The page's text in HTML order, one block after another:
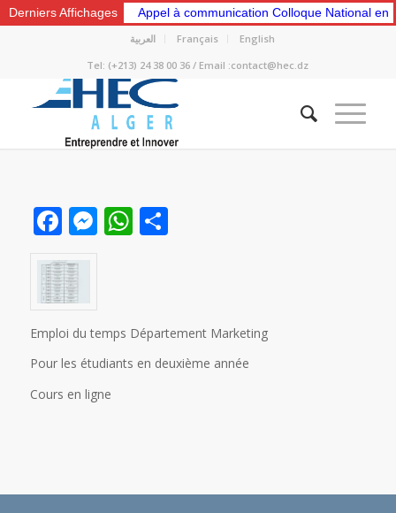
Derniers Affichages Appel à communication Colloque National
العربية Français
English
Tel: (+213) 24 38 00 36 / Email :contact@hec.dz
Facebook
Messenger
WhatsApp
Partager
Emploi du temps Département Marketing
Pour les étudiants en deuxième année
Cours en ligne